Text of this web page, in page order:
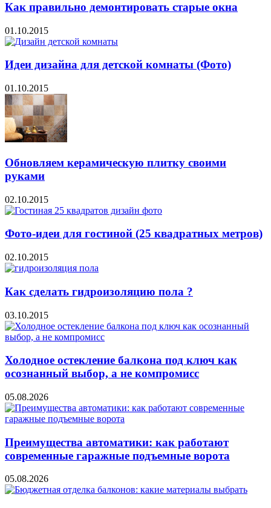
Как правильно демонтировать старые окна
01.10.2015
Идеи дизайна для детской комнаты (Фото)
01.10.2015
Обновляем керамическую плитку своими
руками
02.10.2015
Фото-идеи для гостиной (25 квадратных метров)
02.10.2015
Как сделать гидроизоляцию пола ?
03.10.2015
Холодное остекление балкона под ключ как
осознанный выбор, а не компромисс
05.08.2026
Преимущества автоматики: как работают
современные гаражные подъемные ворота
05.08.2026